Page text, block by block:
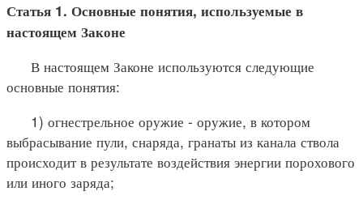
Статья 1. Основные понятия, используемые в
настоящем Законе
В настоящем Законе используются следующие
основные понятия:
1) огнестрельное оружие - оружие, в котором
выбрасывание пули, снаряда, гранаты из канала ствола
происходит в результате воздействия энергии порохового
или иного заряда;